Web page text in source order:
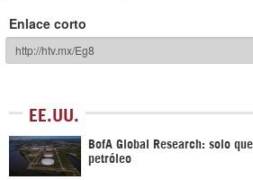
Enlace corto
EE.UU.
BofA Global Research: solo
petróleo